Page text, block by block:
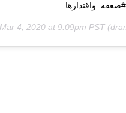
Mar 4, 2020 at 9:09pm PST